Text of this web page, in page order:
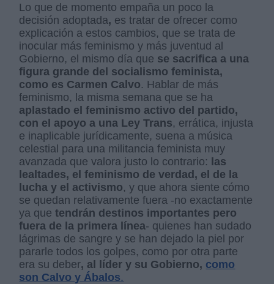
Lo que de momento empaña un poco la
decisión adoptada, es tratar de ofrecer como
explicación a estos cambios, que se trata de
inocular más feminismo y más juventud al
Gobierno, el mismo día que se sacrifica a una
figura grande del socialismo feminista,
como es Carmen Calvo. Hablar de más
feminismo, la misma semana que se ha
aplastado el feminismo activo del partido,
con el apoyo a una Ley Trans, errática, injusta
e inaplicable jurídicamente, suena a música
celestial para una militancia feminista muy
avanzada que valora justo lo contrario: las
lealtades, el feminismo de verdad, el de la
lucha y el activismo, y que ahora siente cómo
se quedan relativamente fuera -no exactamente
ya quetendrán destinos importantes pero
fuera de la primera línea- quienes han sudado
lágrimas de sangre y se han dejado la piel por
pararle todos los golpes, como por otra parte
era su deber, al líder y su Gobierno, como
son Calvo y Ábalos.